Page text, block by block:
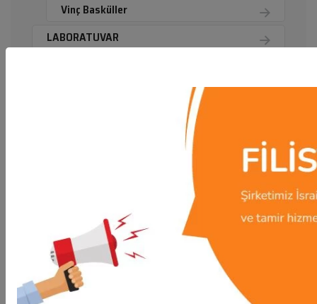
Vinç Basküller
LABORATUVAR
Fiyat Hesaplama
Kasap Baskülleri
Mobil Teraziler
Mutfak Terazileri